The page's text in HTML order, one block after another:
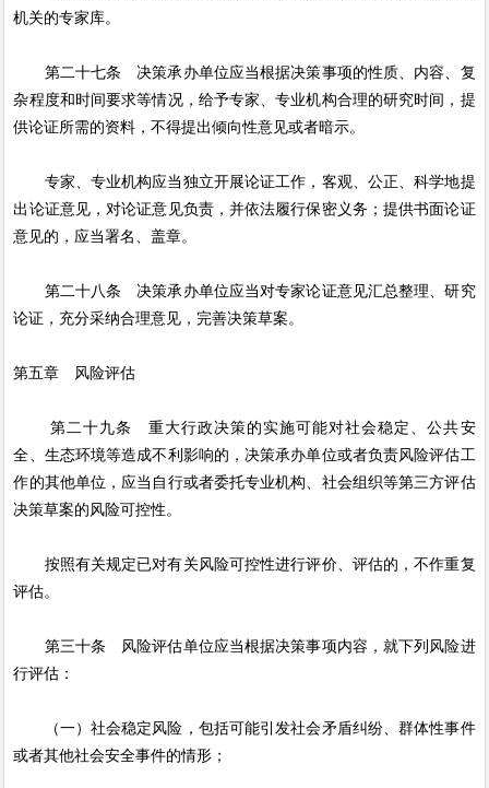
机关的专家库。
第二十七条 决策承办单位应当根据决策事项的性质、内容、复
杂程度和时间要求等情况，给予专家、专业机构合理的研究时间，提
供论证所需的资料，不得提出倾向性意见或者暗示。
专家、专业机构应当独立开展论证工作，客观、公正、科学地提
出论证意见，对论证意见负责，并依法履行保密义务；提供书面论证
意见的，应当署名、盖章。
第二十八条 决策承办单位应当对专家论证意见汇总整理、研究
论证，充分采纳合理意见，完善决策草案。
第五章 风险评估
第二十九条 重大行政决策的实施可能对社会稳定、公共安
全、生态环境等造成不利影响的，决策承办单位或者负责风险评估工
作的其他单位，应当自行或者委托专业机构、社会组织等第三方评估
决策草案的风险可控性。
按照有关规定已对有关风险可控性进行评价、评估的，不作重复
评估。
第三十条 风险评估单位应当根据决策事项内容，就下列风险进
行评估：
（一）社会稳定风险，包括可能引发社会矛盾纠纷、群体性事件
或者其他社会安全事件的情形；